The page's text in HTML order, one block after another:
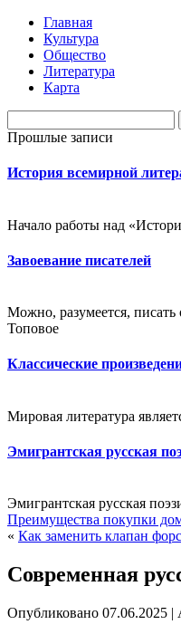
Главная
Культура
Общество
Литература
Карта
Прошлые записи
История всемирной
Начало работы над
Завоевание писателей
Можно, разумеется, писать
Топовое
Классические
Мировая литература
Эмигрантская русская
Эмигрантская русская
Преимущества покупки
« Как заменить клапан
Современная
Опубликовано 07.06.2025 |